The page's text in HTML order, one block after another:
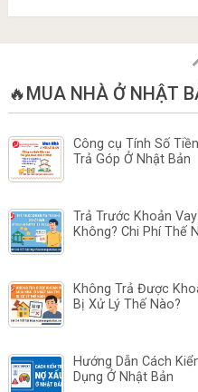
🔥MUA NHÀ Ở NHẬT
Công cụ Tính Số
Trả Góp Ở Nhật Bản
Trả Trước Khoản
Không? Chi Phí Thế
Không Trả Được
Bị Xử Lý Thế Nào?
Hướng Dẫn Cách
Dụng Ở Nhật Bản